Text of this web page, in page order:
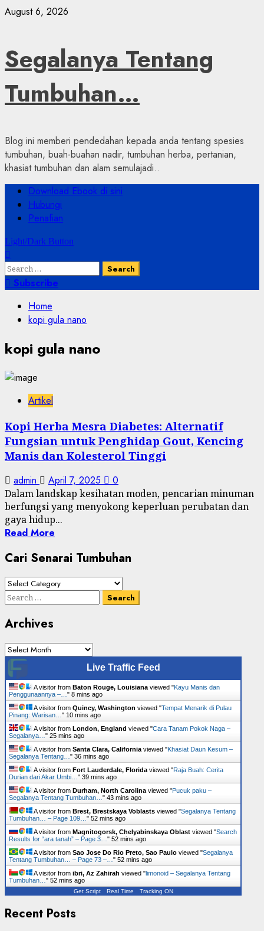
Skip
August 6, 2026
Segalanya Tentang
Tumbuhan…
Blog ini memberi pendedahan kepada anda tentang spesies
tumbuhan, buah-buahan nadir, tumbuhan herba, pertanian,
khasiat tumbuhan dan alam semulajadi..
Primary
Menu
Download Ebook di sini
Hubungi
Penafian
Light/Dark Button
Search
for:Subscribe
Home
kopi gula nano
kopi gula nano
Artikel
Kopi Herba Mesra Diabetes: Alternatif
Fungsian untuk Penghidap Gout, Kencing
Manis dan Kolesterol Tinggi
admin April 7, 2025 0
Dalam landskap kesihatan moden, pencarian minuman
berfungsi yang menyokong keperluan perubatan dan
gaya hidup...
Read More
Cari Senarai Tumbuhan
Cari
Senarai
Search
Archives
Archives
Live Traffic Feed
A visitor from Baton Rouge, Louisiana viewed "Kayu Manis dan
Penggunaannya –… " 8 mins ago
A visitor from Quincy, Washington viewed "Tempat Menarik di Pulau
Pinang: Warisan… " 10 mins ago
A visitor from London, England viewed "Cara Tanam Pokok Naga –
Segalanya… " 25 mins ago
A visitor from Santa Clara, California viewed "Khasiat Daun Kesum –
Segalanya Tentang… " 36 mins ago
A visitor from Fort Lauderdale, Florida viewed "Raja Buah: Cerita
Durian dari Akar Umbi… " 39 mins ago
A visitor from Durham, North Carolina viewed "Pucuk paku –
Segalanya Tentang Tumbuhan… " 43 mins ago
A visitor from Brest, Brestskaya Voblasts viewed "Segalanya Tentang
Tumbuhan… – Page 109… " 52 mins ago
A visitor from Magnitogorsk, Chelyabinskaya Oblast viewed "Search
Results for “ara tanah” – Page 3… " 52 mins ago
A visitor from Sao Jose Do Rio Preto, Sao Paulo viewed "Segalanya
Tentang Tumbuhan… – Page 73 –… " 53 mins ago
A visitor from ibri, Az Zahirah viewed "limonoid – Segalanya Tentang
Tumbuhan… " 53 mins ago
Get Script Real Time Tracking ON
Recent Posts